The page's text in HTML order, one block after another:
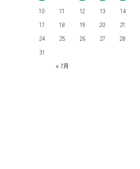
« 7月
10 11 12 13 14
17
18 19 20 21
24
25 26 27 28
31